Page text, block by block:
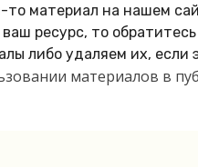
то материал на нашем
ресурс, то
либо удаляем их, если
материалов в